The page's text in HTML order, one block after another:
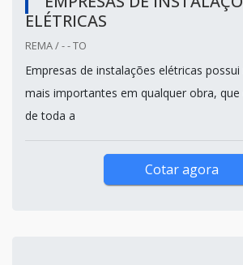
ELÉTRICAS
REMA / - - TO
Empresas de instalações elétricas
mais importantes em qualquer obra, que
de toda a
Cotar agora